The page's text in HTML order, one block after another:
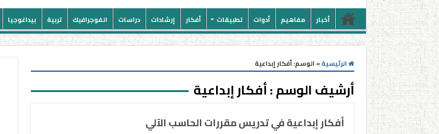
أخبار مفاهيم أدوات تطبيقات أفكار إرشادات دراسات انفوجرافيك تربية بيداغوجيا
الرئيسية» الوسم:أفكار إبداعية
أرشيف الوسم :أفكار إبداعية
أفكار إبداعية في تدريس مقررات الحاسب الآلي